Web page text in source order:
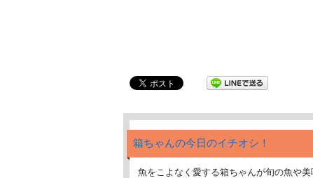
箱ちゃんの今日のイチオシ！
魚をこよなく愛する箱ちゃんが旬の魚や美